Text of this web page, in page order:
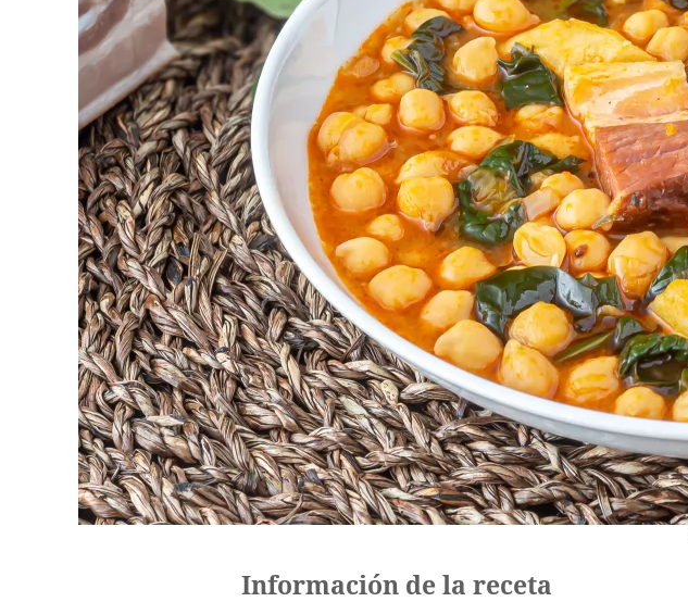
Información de la receta